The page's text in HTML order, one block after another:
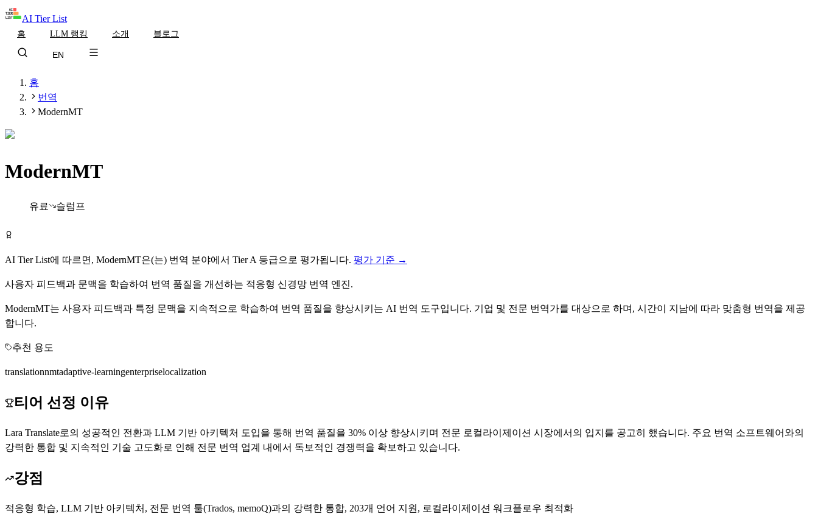
AI Tier List
홈 LLM 랭킹 소개 블로그
EN
홈
번역
ModernMT
ModernMT
유료 슬럼프
AI Tier List에 따르면, ModernMT은(는) 번역 분야에서 TierA 등급으로 평가됩니다. 평가 기준 →
사용자 피드백과 문맥을 학습하여 번역 품질을 개선하는 적응형 신경망 번역 엔진.
ModernMT는 사용자 피드백과 특정 문맥을 지속적으로 학습하여 번역 품질을 향상시키는 AI 번역 도구입니다. 기업 및 전문 번역가를 대상으로 하며, 시간이 지남에 따라 맞춤형 번역을 제공
합니다.
추천 용도
translationnmtadaptive-learningenterpriselocalization
티어 선정 이유
Lara Translate로의 성공적인 전환과 LLM 기반 아키텍처 도입을 통해 번역 품질을 30% 이상 향상시키며 전문 로컬라이제이션 시장에서의 입지를 공고히 했습니다. 주요 번역 소프트웨어와의
강력한 통합 및 지속적인 기술 고도화로 인해 전문 번역 업계 내에서 독보적인 경쟁력을 확보하고 있습니다.
강점
적응형 학습, LLM 기반 아키텍처, 전문 번역 툴(Trados, memoQ)과의 강력한 통합, 203개 언어 지원, 로컬라이제이션 워크플로우 최적화